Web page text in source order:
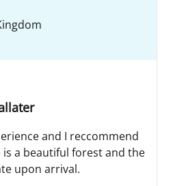
and I reccommend
a beautiful forest and the
upon arrival.